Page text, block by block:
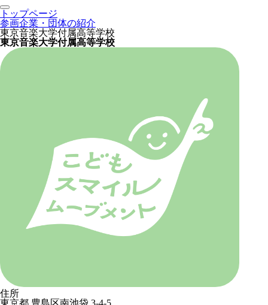
トップページ
参画企業・団体の紹介
東京音楽大学付属高等学校
東京音楽大学付属高等学校
住所
東京都 豊島区南池袋 3-4-5